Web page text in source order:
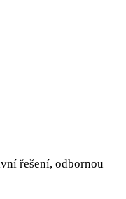
řešení, odbornou